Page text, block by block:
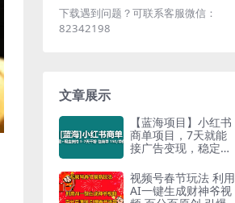
下载遇到问题？可联系客服微信：
82342198
文章展示
【蓝海项目】小红书
商单项目，7天就能
接广告变现，稳定一
视频号春节玩法 利用
AI一键生成财神爷视